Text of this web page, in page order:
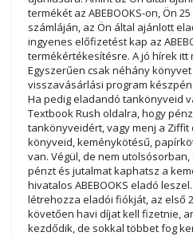
termékét az ABEBOOKS-on, Ön
számláján, az Ön által ajánlott
ingyenes előfizetést kap az
termékértékesítésre. A jó hírek itt
Egyszerűen csak néhány
visszavásárlási program
Ha pedig eladandó tankönyveid
Textbook Rush oldalra, hogy
tankönyveidért, vagy menj a
könyveid, keménykötésű,
van. Végül, de nem
pénzt és jutalmat kaphatsz a
hivatalos ABEBOOKS eladó
létrehozza eladói fiókját, az első
követően havi díjat kell fizetnie,
kezdődik, de sokkal többet fog